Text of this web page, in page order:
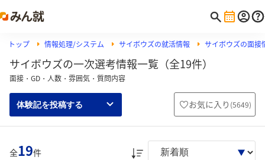
トップ 情報処理/システム サイボウズの就活情報 サイボウズの面接
サイボウズの一次選考情報一覧（全19件）
面接・GD・人数・雰囲気・質問内容
体験記を投稿する お気に入り (5649)
全19件